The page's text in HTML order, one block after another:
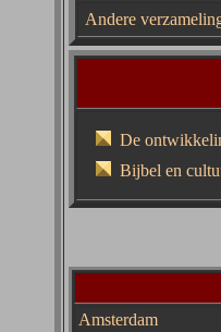
Andere
De
Bijbel en
Amsterdam